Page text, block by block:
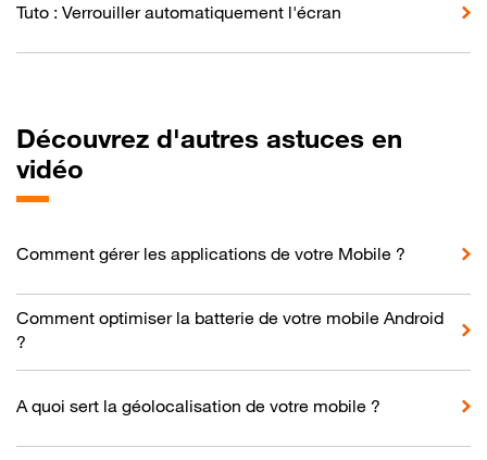
Tuto : Verrouiller automatiquement l'écran
Découvrez d'autres astuces en
vidéo
Comment gérer les applications de votre Mobile ?
Comment optimiser la batterie de votre mobile Android
?
A quoi sert la géolocalisation de votre mobile ?